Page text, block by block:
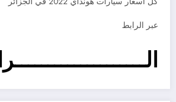
عبر الرابط